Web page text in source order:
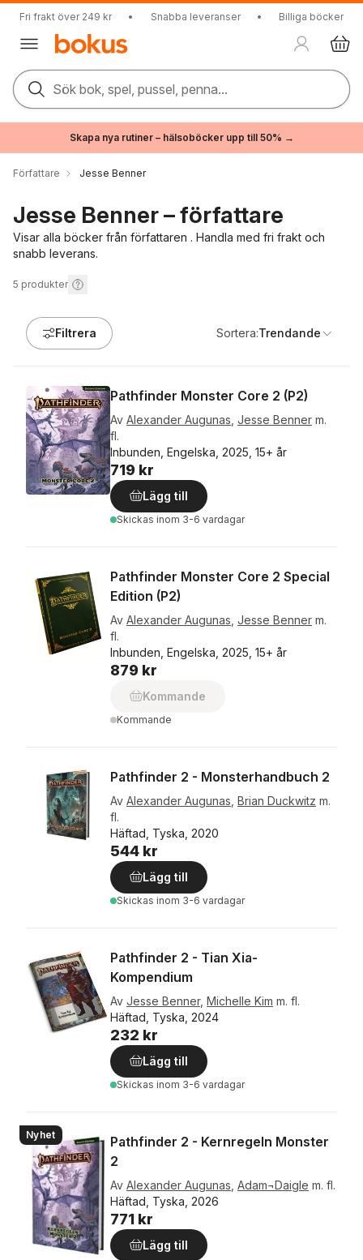
Fri frakt över 249 kr • Snabba leveranser • Billiga böcker
Sök bok, spel, pussel, penna...
Skapa nya rutiner – hälsoböcker upp till 50% →
Författare Jesse Benner
Jesse Benner – författare
Visar alla böcker från författaren . Handla med fri frakt och
snabb leverans.
5 produkter
Filtrera Sortera:Trendande
Pathfinder Monster Core 2 (P2)
Av Alexander Augunas Jesse Benner m.
fl.
Inbunden, Engelska, 2025, 15+ år
719 kr
Lägg till
Skickas inom 3-6 vardagar
Pathfinder Monster Core 2 Special
Edition (P2)
Av Alexander Augunas Jesse Benner m.
fl.
Inbunden, Engelska, 2025, 15+ år
879 kr
Kommande
Kommande
Pathfinder 2 - Monsterhandbuch 2
Av Alexander Augunas Brian Duckwitz m.
fl.
Häftad, Tyska, 2020
544 kr
Lägg till
Skickas inom 3-6 vardagar
Pathfinder 2 - Tian Xia-
Kompendium
Av Jesse Benner, Michelle Kim m. fl.
Häftad, Tyska, 2024
232 kr
Lägg till
Skickas inom 3-6 vardagar
Nyhet
Pathfinder 2 - Kernregeln Monster
2
Av Alexander Augunas Adam¬Daigle m. fl.
Häftad, Tyska, 2026
771 kr
Lägg till